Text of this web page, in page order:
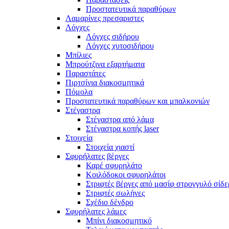
Προστατευτικά παραθύρων
Λαμαρίνες πρεσαριστες
Λόγχες
Λόγχες σιδήρου
Λόγχες χυτοσιδήρου
Μπίλιες
Μπρούτζινα εξαρτήματα
Παραστάτες
Πιρτσίνια διακοσμητικά
Πόμολα
Προστατευτικά παραθύρων και μπαλκονιών
Στέγαστρα
Στέγαστρα από λάμα
Στέγαστρα κοπής laser
Στοιχεία
Στοιχεία χιαστί
Σφυρήλατες βέργες
Καρέ σφυρηλάτο
Κοιλόδοκοι σφυρηλάτοι
Στριφτές βέργες από μασίφ στρογγυλό
Στριφτές σωλήνες
Σχέδιο δένδρο
Σφυρήλατες λάμες
Μπίνι διακοσμητικό